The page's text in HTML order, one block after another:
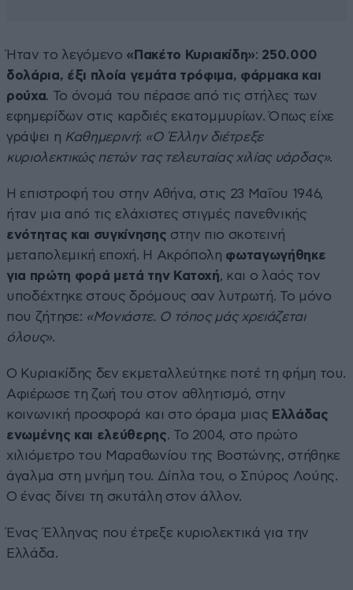
Ήταν το λεγόμενο «Πακέτο Κυριακίδη»: 250.000
δολάρια, έξι πλοία γεμάτα τρόφιμα, φάρμακα και
ρούχα. Το όνομά του πέρασε από τις στήλες των
εφημερίδων στις καρδιές εκατομμυρίων. Όπως είχε
γράψει η Καθημερινή: «Ο Έλλην διέτρεξε
κυριολεκτικώς πετών τας τελευταίας χιλίας υάρδας».
Η επιστροφή του στην Αθήνα, στις 23 Μαΐου 1946,
ήταν μια από τις ελάχιστες στιγμές πανεθνικής
ενότητας και συγκίνησης στην πιο σκοτεινή
μεταπολεμική εποχή. Η Ακρόπολη φωταγωγήθηκε
για πρώτη φορά μετά την Κατοχή, και ο λαός τον
υποδέχτηκε στους δρόμους σαν λυτρωτή. Το μόνο
που ζήτησε: «Μονιάστε. Ο τόπος μάς χρειάζεται
όλους».
Ο Κυριακίδης δεν εκμεταλλεύτηκε ποτέ τη φήμη του.
Αφιέρωσε τη ζωή του στον αθλητισμό, στην
κοινωνική προσφορά και στο όραμα μιας Ελλάδας
ενωμένης και ελεύθερης. Το 2004, στο πρώτο
χιλιόμετρο του Μαραθωνίου της Βοστώνης, στήθηκε
άγαλμα στη μνήμη του. Δίπλα του, ο Σπύρος Λούης.
Ο ένας δίνει τη σκυτάλη στον άλλον.
Ένας Έλληνας που έτρεξε κυριολεκτικά για την
Ελλάδα.